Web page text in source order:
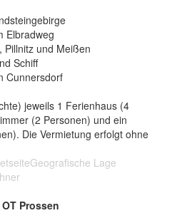
Elbradweg
Pillnitz und Meißen
Schiff
Cunnersdorf
jeweils 1 Ferienhaus (4
(2 Personen) und ein
Die Vermietung erfolgt ohne
Geografische Lage
Prossen